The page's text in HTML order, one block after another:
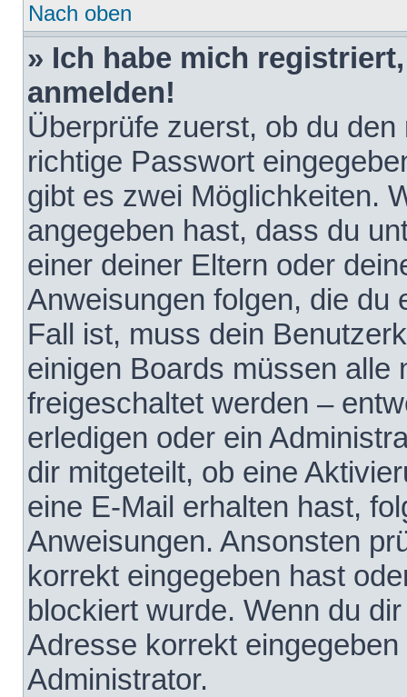
Nach oben
» Ich habe mich
anmelden!
Überprüfe zuerst, ob du
richtige Passwort
gibt es zwei Möglichkeiten.
angegeben hast, dass du
einer deiner Eltern oder
Anweisungen folgen, die du
Fall ist, muss dein
einigen Boards müssen alle
freigeschaltet werden –
erledigen oder ein
dir mitgeteilt, ob eine
eine E-Mail erhalten hast,
Anweisungen. Ansonsten
korrekt eingegeben hast
blockiert wurde. Wenn du
Adresse korrekt
Administrator.